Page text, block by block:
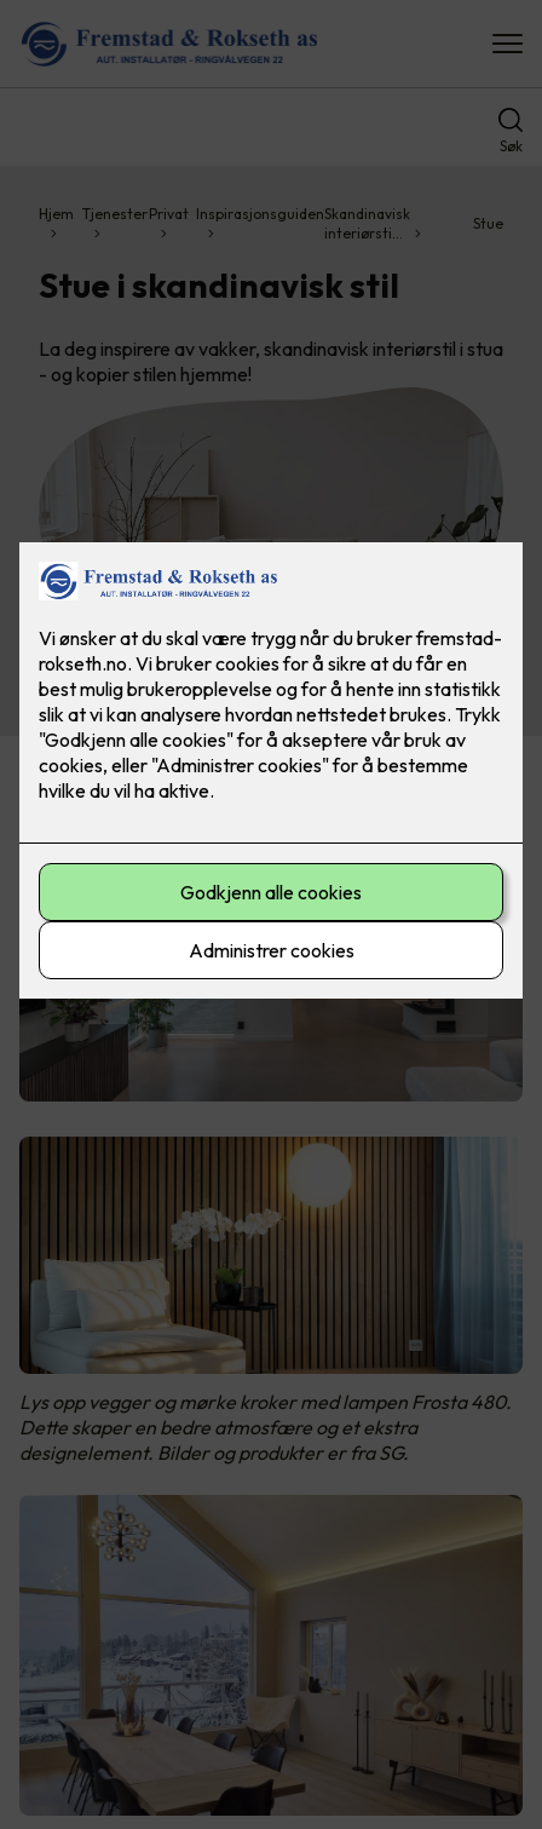
Søk
Hjem TjenesterPrivat InspirasjonsguidenSkandinavisk
interiørsti…
Stue
Stue i skandinavisk stil
La deg inspirere av vakker, skandinavisk interiørstil i stua
- og kopier stilen hjemme!
Lys opp vegger og mørke kroker med lampen Frosta 480.
Dette skaper en bedre atmosfære og et ekstra
designelement. Bilder og produkter er fra SG.